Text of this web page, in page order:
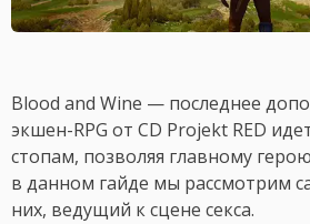
Blood and Wine — последнее
экшен-RPG от CD Projekt RED
стопам, позволяя главному
в данном гайде мы рассмотрим
них, ведущий к сцене секса.